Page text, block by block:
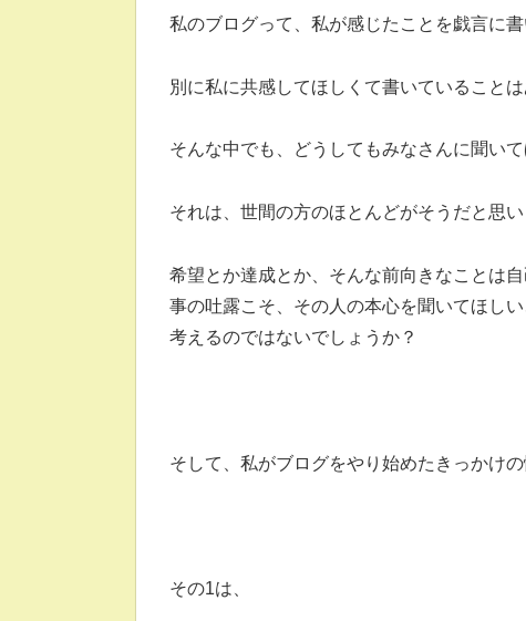
私のブログって、私が感じたことを戯言に書
別に私に共感してほしくて書いていること
そんな中でも、どうしてもみなさんに聞い
それは、世間の方のほとんどがそうだと思い
希望とか達成とか、そんな前向きなことは
事の吐露こそ、その人の本心を聞いてほし
考えるのではないでしょうか？
そして、私がブログをやり始めたきっかけ
その1は、